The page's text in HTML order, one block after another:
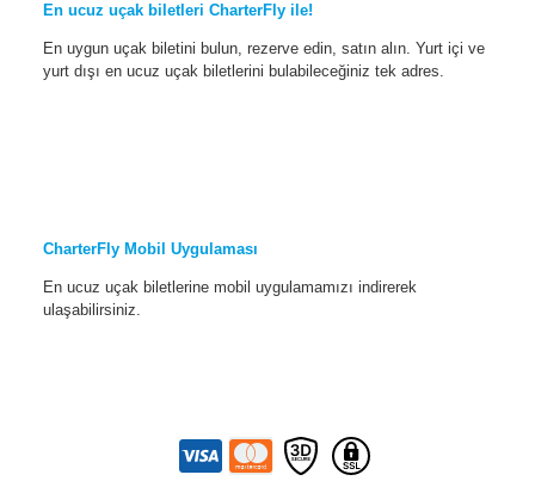
En ucuz uçak biletleri CharterFly ile!
En uygun uçak biletini bulun, rezerve edin, satın alın. Yurt içi ve
yurt dışı en ucuz uçak biletlerini bulabileceğiniz tek adres.
CharterFly Mobil Uygulaması
En ucuz uçak biletlerine mobil uygulamamızı indirerek
ulaşabilirsiniz.